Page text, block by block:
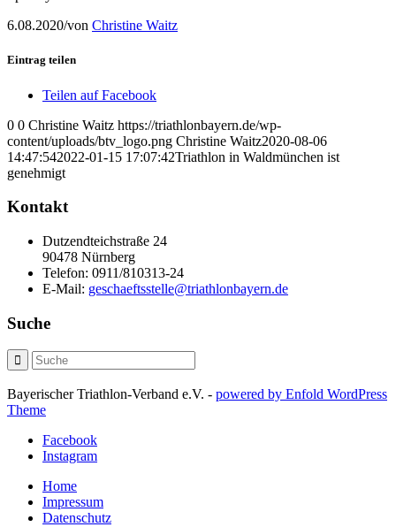
6.08.2020/von Christine Waitz
Eintrag teilen
Teilen auf Facebook
0 0 Christine Waitz https://triathlonbayern.de/wp-
content/uploads/btv_logo.png Christine Waitz2020-08-06
14:47:542022-01-15 17:07:42Triathlon in Waldmünchen ist
genehmigt
Kontakt
Dutzendteichstraße 24
90478 Nürnberg
Telefon: 0911/810313-24
E-Mail: geschaeftsstelle@triathlonbayern.de
Suche
Bayerischer Triathlon-Verband e.V. - powered by Enfold WordPress
Theme
Facebook
Instagram
Home
Impressum
Datenschutz